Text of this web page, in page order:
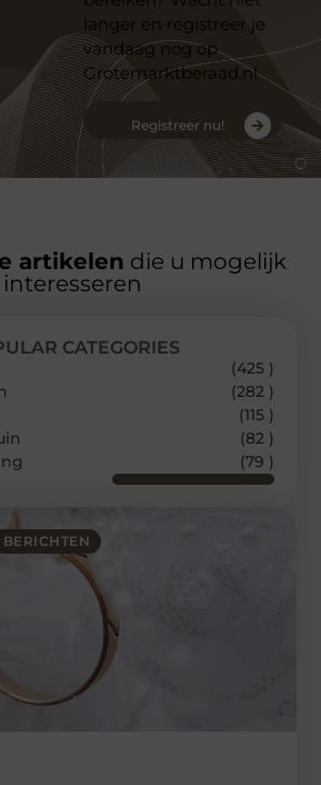
langer en registreer je
vandaag nog op
Grotemarktberaad.nl
Registreer nu!
artikelen die u mogelijk
interesseren
CATEGORIES
(425 )
(282 )
(115 )
(82 )
(79 )